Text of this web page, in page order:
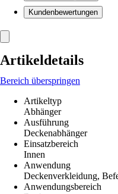
Kundenbewertungen
Artikeldetails
Bereich überspringen
Artikeltyp
Abhänger
Ausführung
Deckenabhänger
Einsatzbereich
Innen
Anwendung
Deckenverkleidung,
Anwendungsbereich